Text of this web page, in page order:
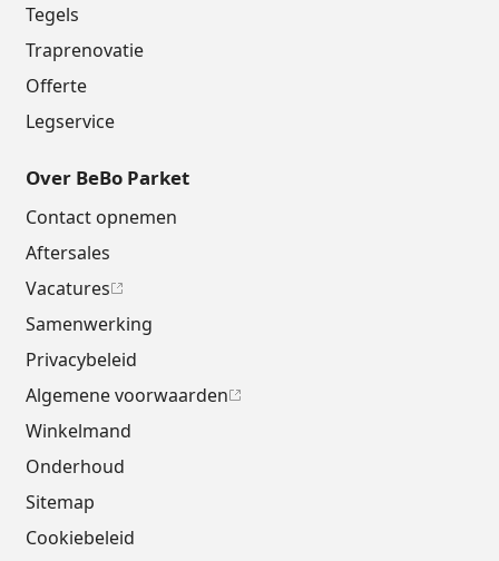
Tegels
Traprenovatie
Offerte
Legservice
Over BeBo Parket
Contact opnemen
Aftersales
Vacatures
Samenwerking
Privacybeleid
Algemene voorwaarden
Winkelmand
Onderhoud
Sitemap
Cookiebeleid